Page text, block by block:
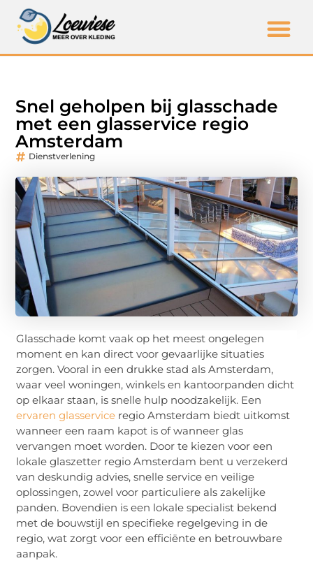
Snel geholpen bij glasschade
met een glasservice regio
Amsterdam
Dienstverlening
Glasschade komt vaak op het meest ongelegen
moment en kan direct voor gevaarlijke situaties
zorgen. Vooral in een drukke stad als Amsterdam,
waar veel woningen, winkels en kantoorpanden dicht
op elkaar staan, is snelle hulp noodzakelijk. Een
ervaren glasservice regio Amsterdam biedt uitkomst
wanneer een raam kapot is of wanneer glas
vervangen moet worden. Door te kiezen voor een
lokale glaszetter regio Amsterdam bent u verzekerd
van deskundig advies, snelle service en veilige
oplossingen, zowel voor particuliere als zakelijke
panden. Bovendien is een lokale specialist bekend
met de bouwstijl en specifieke regelgeving in de
regio, wat zorgt voor een efficiënte en betrouwbare
aanpak.